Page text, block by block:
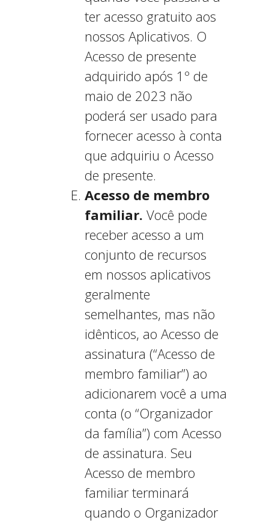
ter acesso gratuito aos
nossos Aplicativos. O
Acesso de presente
adquirido após 1º de
maio de 2023 não
poderá ser usado para
fornecer acesso à conta
que adquiriu o Acesso
de presente.
Acesso de membro
familiar. Você pode
receber acesso a um
conjunto de recursos
em nossos aplicativos
geralmente
semelhantes, mas não
idênticos, ao Acesso de
assinatura (“Acesso de
membro familiar”) ao
adicionarem você a uma
conta (o “Organizador
da família”) com Acesso
de assinatura. Seu
Acesso de membro
familiar terminará
quando o Organizador